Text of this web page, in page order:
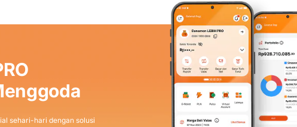
sehari-hari dengan solusi